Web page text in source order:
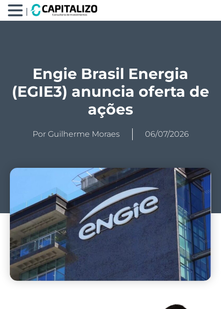
Engie Brasil Energia
(EGIE3) anuncia oferta de
ações
Por Guilherme Moraes 06/07/2026